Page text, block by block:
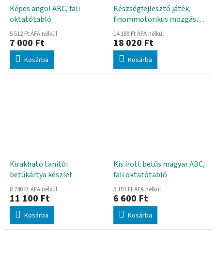
Képes angol ABC, fali
oktatótabló
5 512 Ft ÁFA nélkül
7 000 Ft
Kosárba
Készségfejlesztő játék,
finommotorikus mozgás
fejlesztésére
14 189 Ft ÁFA nélkül
18 020 Ft
Kosárba
Kirakható tanítói
betűkártya készlet
8 740 Ft ÁFA nélkül
11 100 Ft
Kosárba
Kis írott betűs magyar ABC,
fali oktatótabló
5 197 Ft ÁFA nélkül
6 600 Ft
Kosárba